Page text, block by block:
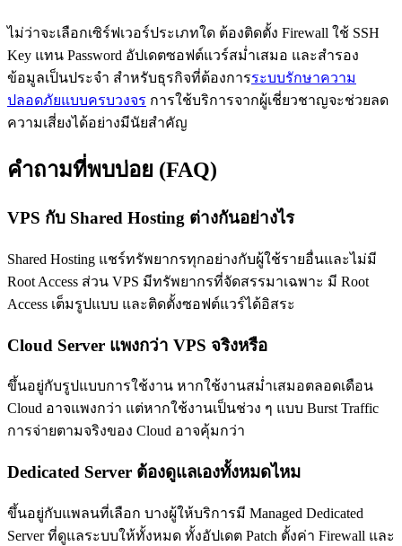
ไม่ว่าจะเลือกเซิร์ฟเวอร์ประเภทใด ต้องติดตั้ง Firewall ใช้ SSH
Key แทน Password อัปเดตซอฟต์แวร์สม่ำเสมอ และสำรอง
ข้อมูลเป็นประจำ สำหรับธุรกิจที่ต้องการระบบรักษาความ
ปลอดภัยแบบครบวงจร การใช้บริการจากผู้เชี่ยวชาญจะช่วยลด
ความเสี่ยงได้อย่างมีนัยสำคัญ
คำถามที่พบบ่อย (FAQ)
VPS กับ Shared Hosting ต่างกันอย่างไร
Shared Hosting แชร์ทรัพยากรทุกอย่างกับผู้ใช้รายอื่นและไม่มี
Root Access ส่วน VPS มีทรัพยากรที่จัดสรรมาเฉพาะ มี Root
Access เต็มรูปแบบ และติดตั้งซอฟต์แวร์ได้อิสระ
Cloud Server แพงกว่า VPS จริงหรือ
ขึ้นอยู่กับรูปแบบการใช้งาน หากใช้งานสม่ำเสมอตลอดเดือน
Cloud อาจแพงกว่า แต่หากใช้งานเป็นช่วง ๆ แบบ Burst Traffic
การจ่ายตามจริงของ Cloud อาจคุ้มกว่า
Dedicated Server ต้องดูแลเองทั้งหมดไหม
ขึ้นอยู่กับแพลนที่เลือก บางผู้ให้บริการมี Managed Dedicated
Server ที่ดูแลระบบให้ทั้งหมด ทั้งอัปเดต Patch ตั้งค่า Firewall และ